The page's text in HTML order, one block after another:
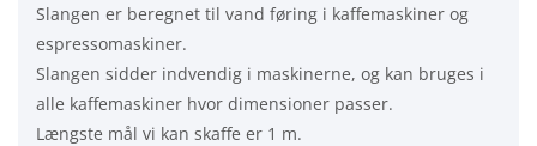
Slangen er beregnet til vand føring i kaffemaskiner og
espressomaskiner.
Slangen sidder indvendig i maskinerne, og kan bruges i
alle kaffemaskiner hvor dimensioner passer.
Længste mål vi kan skaffe er 1 m.